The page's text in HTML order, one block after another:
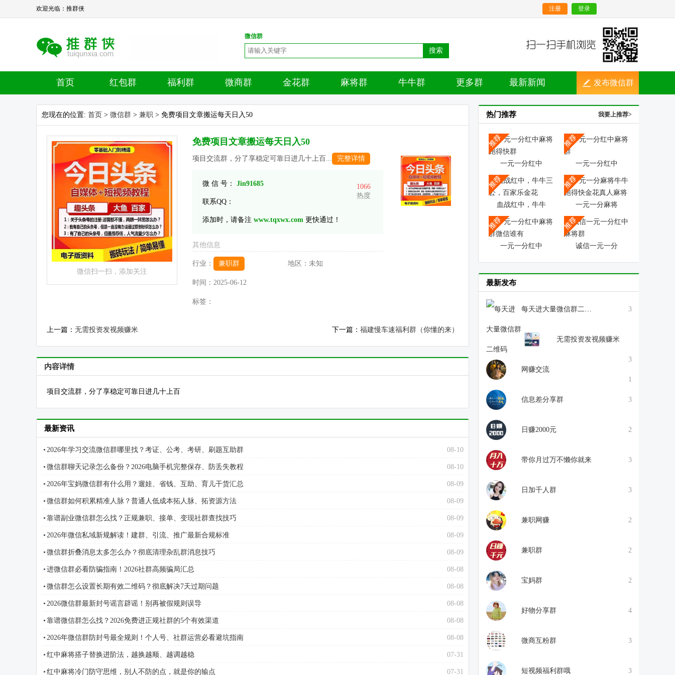
欢迎光临：推群侠 登录
注册
微信群
搜索
首页 红包群 福利群 微商群 金花群 麻将群 牛牛群 更多群 最新新闻 发布微信群
您现在的位置: 首页 > 微信群 > 兼职 > 免费项目文章搬运每天日入50
微信扫一扫，添加关注
免费项目文章搬运每天日入50
项目交流群，分了享稳定可靠日进几十上百... 完整详情
微 信 号： Jin91685
联系QQ：
添加时，请备注 www.tqxwx.com 更快通过！
1066
热度
其他信息
行业： 兼职群 地区： 未知
时间： 2025-06-12
标签：
上一篇： 无需投资发视频赚米 下一篇： 福建慢车速福利群（你懂的来）
内容详情
项目交流群，分了享稳定可靠日进几十上百
最新资讯
2026年学习交流微信群哪里找？考证、公考、考研、刷题互助群 08-10
微信群聊天记录怎么备份？2026电脑手机完整保存、防丢失教程 08-10
2026年宝妈微信群有什么用？遛娃、省钱、互助、育儿干货汇总 08-09
微信群如何积累精准人脉？普通人低成本拓人脉、拓资源方法 08-09
靠谱副业微信群怎么找？正规兼职、接单、变现社群查找技巧 08-09
2026年微信私域新规解读！建群、引流、推广最新合规标准 08-09
微信群折叠消息太多怎么办？彻底清理杂乱群消息技巧 08-09
进微信群必看防骗指南！2026社群高频骗局汇总 08-08
微信群怎么设置长期有效二维码？彻底解决7天过期问题 08-08
2026微信群最新封号谣言辟谣！别再被假规则误导 08-08
靠谱微信群怎么找？2026免费进正规社群的5个有效渠道 08-08
2026年微信群防封号最全规则！个人号、社群运营必看避坑指南 08-08
红中麻将搭子替换进阶法，越换越顺、越调越稳 07-31
红中麻将冷门防守思维，别人不防的点，就是你的输点 07-31
热门推荐 我要上推荐>
一元一分红中 一元一分红中
血战红中，牛牛 一元一分麻将
一元一分红中 诚信一元一分
最新发布
每天进大量微信群二维码 3
无需投资发视频赚米
3
网赚交流
1
信息差分享群 3
日赚2000元 2
带你月过万不懒你就来 3
日加千人群 3
兼职网赚 2
兼职群 2
宝妈群 2
好物分享群 4
微商互粉群 3
短视频福利群哦 3